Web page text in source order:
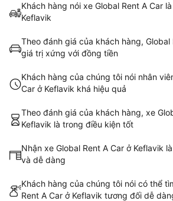
Khách hàng nói xe Global Rent A Car
Keflavik
Theo đánh giá của khách hàng, Global
giá trị xứng với đồng tiền
Khách hàng của chúng tôi nói nhân
Car ở Keflavik khá hiệu quả
Theo đánh giá của khách hàng, xe
Keflavik là trong điều kiện tốt
Nhận xe Global Rent A Car ở Keflavik
và dễ dàng
Khách hàng của chúng tôi nói có thể
Rent A Car ở Keflavik tương đối dễ